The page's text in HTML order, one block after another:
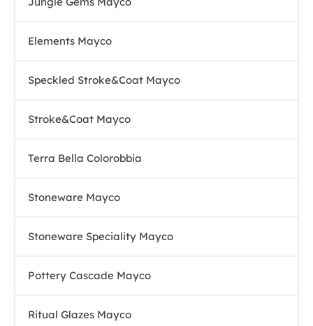
Elements Mayco
Speckled Stroke&Coat Mayco
Stroke&Coat Mayco
Terra Bella Colorobbia
Stoneware Mayco
Stoneware Speciality Mayco
Pottery Cascade Mayco
Ritual Glazes Mayco